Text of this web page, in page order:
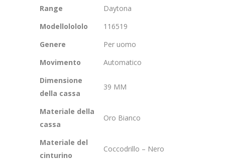
Range
Daytona
Modellolololo
116519
Genere
Per uomo
Movimento
Automatico
Dimensione
della cassa
39 MM
Materiale della
cassa
Oro Bianco
Materiale del
cinturino
Coccodrillo – Nero